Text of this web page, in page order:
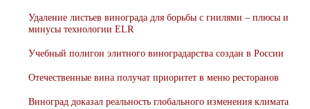
Удаление листьев винограда для борьбы с гнилями – плюсы и
минусы технологии ELR
Учебный полигон элитного виноградарства создан в России
Отечественные вина получат приоритет в меню ресторанов
Виноград доказал реальность глобального изменения климата